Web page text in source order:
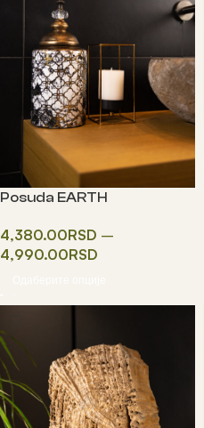
Posuda EARTH
4,380.00RSD –
4,990.00RSD